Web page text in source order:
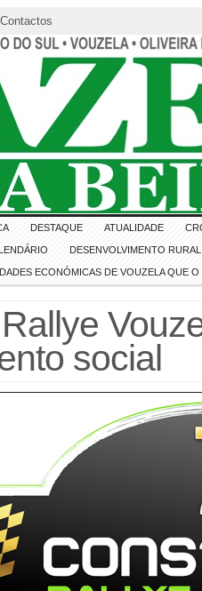
Contactos
DESTAQUE ATUALIDADE
DESENVOLVIMENTO RURAL
ECONÓMICAS DE VOUZELA QUE
social